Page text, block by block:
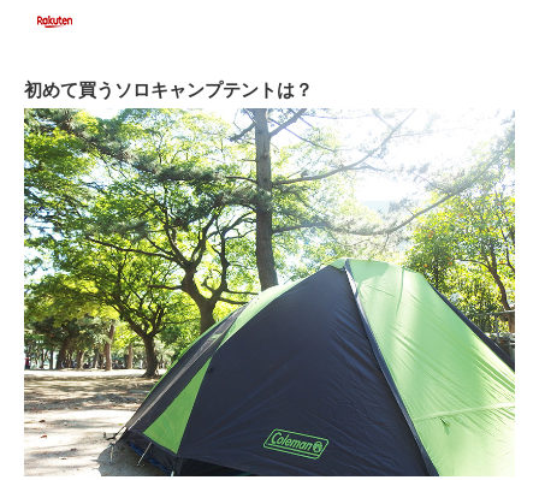
初めて買うソロキャンプテントは？